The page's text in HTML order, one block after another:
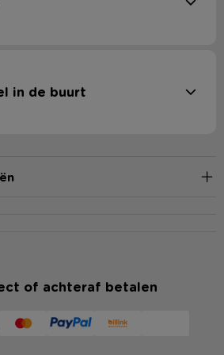
in de buurt
of achteraf betalen